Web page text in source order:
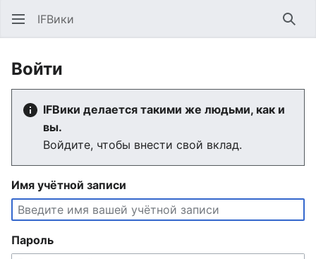
IFВики
Войти
IFВики делается такими же людьми, как и
вы.
Войдите, чтобы внести свой вклад.
Имя учётной записи
Пароль